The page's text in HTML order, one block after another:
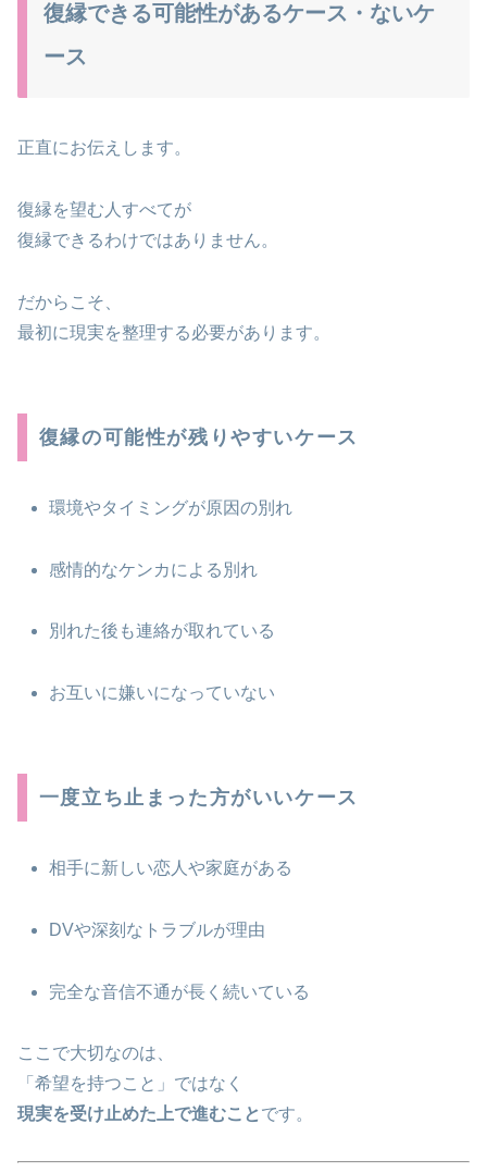
復縁できる可能性があるケース・ないケ
ース
正直にお伝えします。
復縁を望む人すべてが
復縁できるわけではありません。
だからこそ、
最初に現実を整理する必要があります。
復縁の可能性が残りやすいケース
環境やタイミングが原因の別れ
感情的なケンカによる別れ
別れた後も連絡が取れている
お互いに嫌いになっていない
一度立ち止まった方がいいケース
相手に新しい恋人や家庭がある
DVや深刻なトラブルが理由
完全な音信不通が長く続いている
ここで大切なのは、
「希望を持つこと」ではなく
現実を受け止めた上で進むことです。